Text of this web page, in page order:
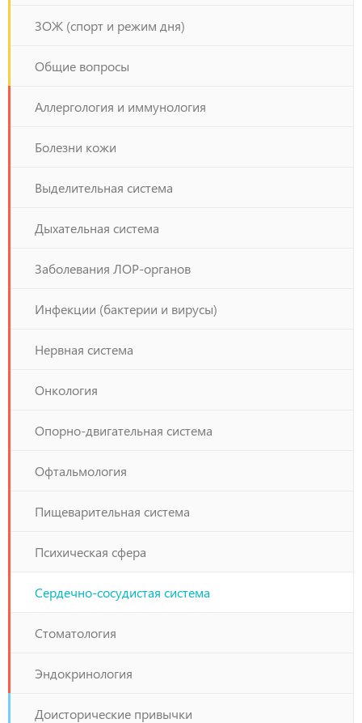
ЗОЖ (спорт и режим дня)
Общие вопросы
Аллергология и иммунология
Болезни кожи
Выделительная система
Дыхательная система
Заболевания ЛОР-органов
Инфекции (бактерии и вирусы)
Нервная система
Онкология
Опорно-двигательная система
Офтальмология
Пищеварительная система
Психическая сфера
Сердечно-сосудистая система
Стоматология
Эндокринология
Доисторические привычки